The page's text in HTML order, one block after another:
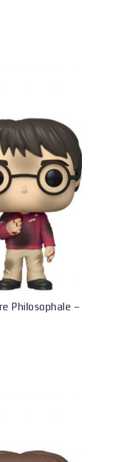
Philosophale –